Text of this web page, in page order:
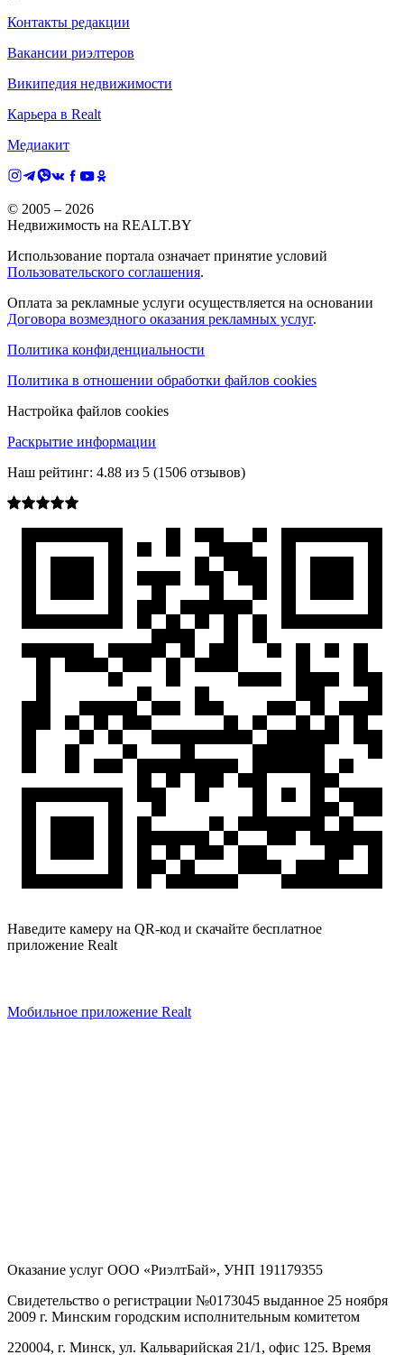
Контакты редакции
Вакансии риэлтеров
Википедия недвижимости
Карьера в Realt
Медиакит
© 2005 – 2026
Недвижимость на REALT.BY
Использование портала означает принятие условий
Пользовательского соглашения.
Оплата за рекламные услуги осуществляется на основании
Договора возмездного оказания рекламных услуг.
Политика конфиденциальности
Политика в отношении обработки файлов cookies
Настройка файлов cookies
Раскрытие информации
Наш рейтинг: 4.88 из 5 (1506 отзывов)
Наведите камеру на QR-код и скачайте бесплатное
приложение Realt
Мобильное приложение Realt
Оказание услуг ООО «РиэлтБай», УНП 191179355
Свидетельство о регистрации №0173045 выданное 25 ноября
2009 г. Минским городским исполнительным комитетом
220004, г. Минск, ул. Кальварийская 21/1, офис 125. Время